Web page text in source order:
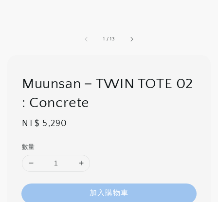
1 /13
Muunsan－TWIN TOTE 02
: Concrete
Regular
NT$ 5,290
數量
加入購物車